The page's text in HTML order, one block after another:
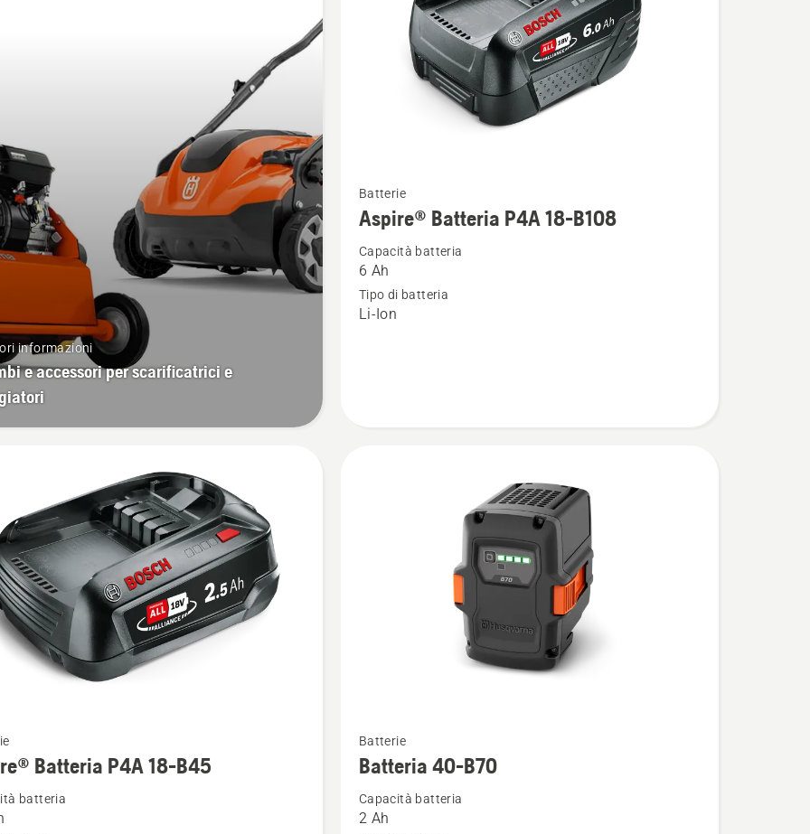
informazioni
e accessori per scarificatrici e
maggiori
dettagli
Batteria
Batterie
Aspire® Batteria P4A 18-B108
Capacità batteria
6 Ah
Tipo di batteria
Li-Ion
Batteria P4A 18-B45
batteria
maggiori
dettagli
Batterie
Batteria 40-B70
Capacità batteria
2 Ah